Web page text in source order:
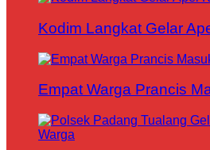
Kodim Langkat Gelar
Empat Warga Prancis